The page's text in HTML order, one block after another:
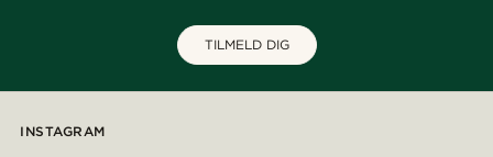
TILMELD DIG
INSTAGRAM